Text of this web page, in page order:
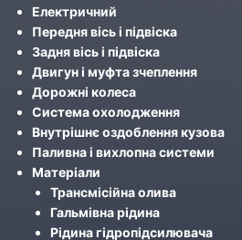
Електричний
Передня вісь і підвіска
Задня вісь і підвіска
Двигун і муфта зчеплення
Дорожні колеса
Система охолодження
Внутрішнє оздоблення кузова
Паливна і вихлопна системи
Матеріали
Трансмісійна олива
Гальмівна рідина
Рідина гідропідсилювача